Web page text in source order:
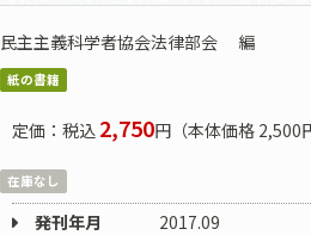
民主主義科学者協会法律部会 編
紙の書籍
定価：税込 2,750円（本体価格 2,500
在庫なし
発刊年月
2017.09